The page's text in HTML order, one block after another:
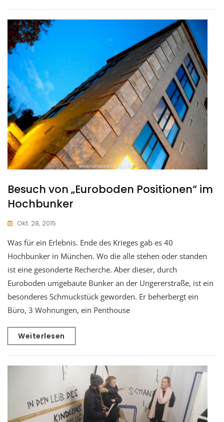
Besuch von „Euroboden Positionen“ im
Hochbunker
Okt. 28, 2015
Was für ein Erlebnis. Ende des Krieges gab es 40
Hochbunker in München. Wo die alle stehen oder standen
ist eine gesonderte Recherche. Aber dieser, durch
Euroboden umgebaute Bunker an der Ungererstraße, ist ein
besonderes Schmuckstück geworden. Er beherbergt ein
Büro, 3 Wohnungen, ein Penthouse
Weiterlesen